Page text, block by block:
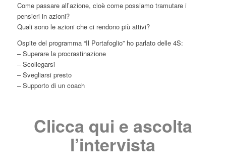
Come passare all’azione, cioè come possiamo tramutare i
pensieri in azioni?
Quali sono le azioni che ci rendono più attivi?
Ospite del programma “Il Portafoglio” ho parlato delle 4S:
– Superare la procrastinazione
– Scollegarsi
– Svegliarsi presto
– Supporto di un coach
Clicca qui e ascolta
l’intervista